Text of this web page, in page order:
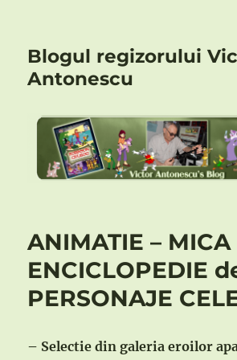
Blogul regizorului
Antonescu
ANIMATIE – MICA
ENCICLOPEDIE
PERSONAJE
– Selectie din galeria eroilor